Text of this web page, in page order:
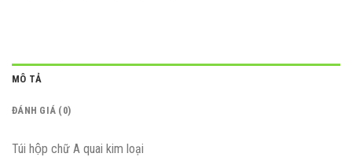
MÔ TẢ
ĐÁNH GIÁ (0)
Túi hộp chữ A quai kim loại